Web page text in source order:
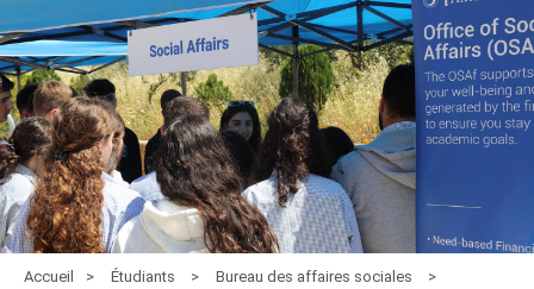
Accueil Étudiants
Bureau des affaires sociales